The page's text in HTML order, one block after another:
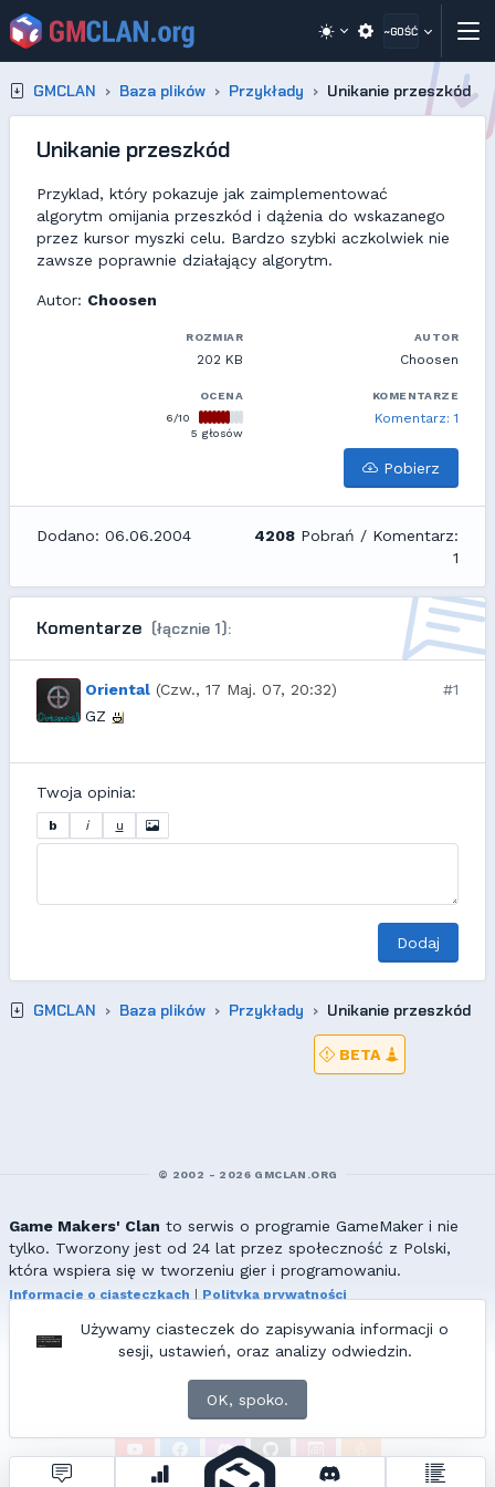
~GOŚĆ
GMCLAN Baza plików Przykłady Unikanie przeszkód
Unikanie przeszkód
Przyklad, który pokazuje jak zaimplementować
algorytm omijania przeszkód i dążenia do wskazanego
przez kursor myszki celu. Bardzo szybki aczkolwiek nie
zawsze poprawnie działający algorytm.
Autor: Choosen
ROZMIAR
202 KB
AUTOR
Choosen
OCENA
6/10
5 głosów
KOMENTARZE
Komentarz: 1
Pobierz
Dodano: 06.06.2004 4208 Pobrań / Komentarz:
1
Komentarze (łącznie 1):
Oriental (Czw., 17 Maj. 07, 20:32)
#1
GZ
Twoja opinia:
b i u
Dodaj
GMCLAN Baza plików Przykłady Unikanie przeszkód
Używamy ciasteczek do zapisywania informacji o
sesji, ustawień, oraz analizy odwiedzin.
OK, spoko.
BETA
© 2002 - 2026 GMCLAN.ORG
Game Makers' Clan to serwis o programie GameMaker i nie
tylko. Tworzony jest od 24 lat przez społeczność z Polski,
która wspiera się w tworzeniu gier i programowaniu.
Informacje o ciasteczkach
Polityka prywatności
Wszelkie prawa zastrzeżone. Kopiowanie materiałów bez zgody
redakcji zabronione!
ZNAJDZIESZ NAS TAKŻE NA: